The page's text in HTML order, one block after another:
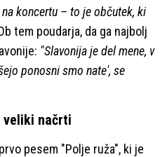
koncertu – to je občutek, ki
tem poudarja, da ga najbolj
"Slavonija je del mene, v
ponosni smo nate', se
veliki načrti
pesem "Polje ruža", ki je